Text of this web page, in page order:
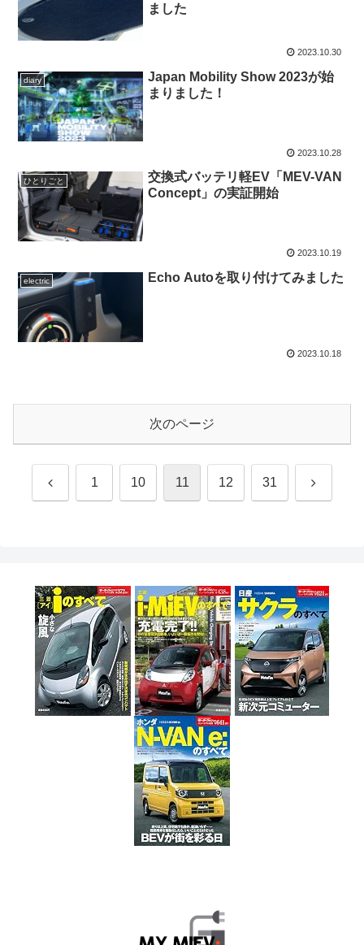
ました
2023.10.30
diary
Japan Mobility Show 2023が始
まりました！
2023.10.28
ひとりごと
交換式バッテリ軽EV「MEV-VAN
Concept」の実証開始
2023.10.19
electric Echo Autoを取り付けてみました
2023.10.18
次のページ
前 1 10 11 12 31 次